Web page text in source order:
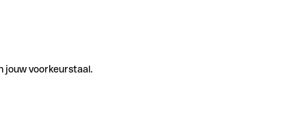
jouw voorkeurstaal.